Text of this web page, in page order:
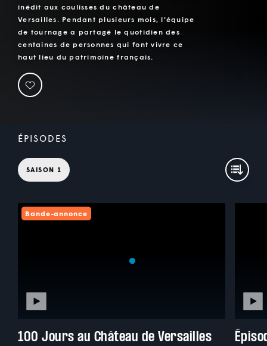
inédit aux coulisses du château de
Versailles. Pendant plusieurs mois, l'équipe
de tournage a partagé le quotidien des
centaines de personnes qui font vivre ce
haut lieu du patrimoine français.
ÉPISODES
SAISON 1
Bande-annonce
100 Jours au Château de Versailles